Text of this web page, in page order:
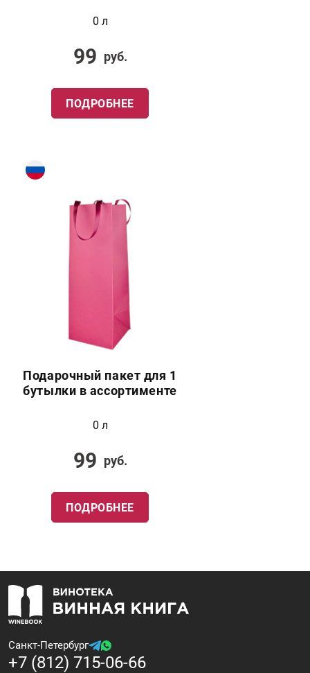
0 л
99 руб.
ПОДРОБНЕЕ
Подарочный пакет для 1
бутылки в ассортименте
0 л
99 руб.
ПОДРОБНЕЕ
Санкт-Петербург
+7 (812) 715-06-66